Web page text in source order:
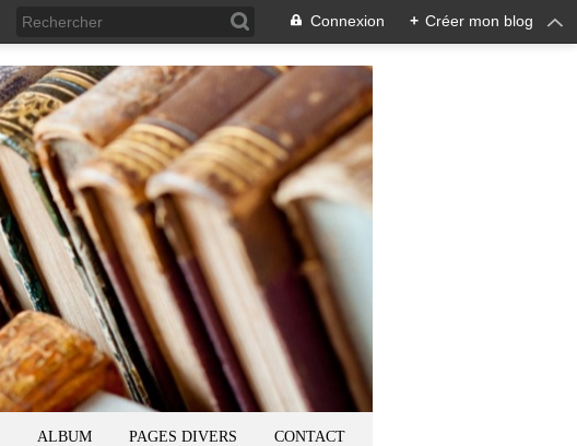
Connexion + Créer mon blog
ALBUM PAGES DIVERS CONTACT